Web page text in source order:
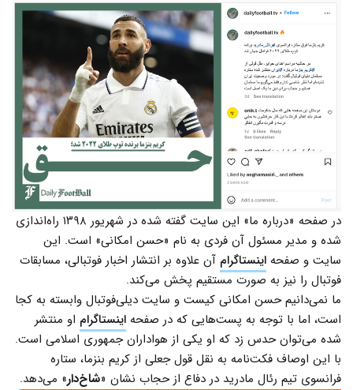
در صفحه «درباره ما» این سایت گفته شده در شهریور ۱۳۹۸ راه‌اندازی
شده و مدیر مسئول آن فردی به نام «حسن امکانی» است. این
سایت و صفحه اینستاگرام آن علاوه بر انتشار اخبار فوتبالی، مسابقات
فوتبال را نیز به صورت مستقیم پخش می‌کند.
ما نمی‌دانیم حسن امکانی کیست و سایت دیلی‌فوتبال وابسته به کجا
است، اما با توجه به پست‌هایی که در صفحه اینستاگرام او منتشر
شده می‌توان حدس زد که او یکی از هواداران جمهوری اسلامی است.
با این اوصاف فکت‌نامه به نقل قول جعلی از کریم بنزما، ستاره
فرانسوی تیم رئال مادرید در دفاع از حجاب نشان «شاخ‌دار» می‌دهد.